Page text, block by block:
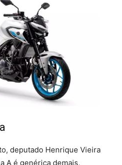
deputado Henrique Vieira
A é genérica demais,